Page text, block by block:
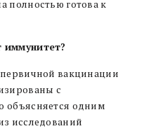
полностью готова к
иммунитет?
вакцинации
с
объясняется одним
исследований